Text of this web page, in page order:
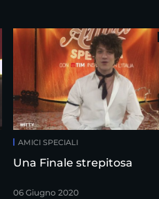
AMICI SPECIALI
Una Finale strepitosa
06 Giugno 2020